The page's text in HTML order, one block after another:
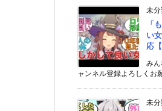
未
「
い
応
み
ャンネル登録よろしくお
未